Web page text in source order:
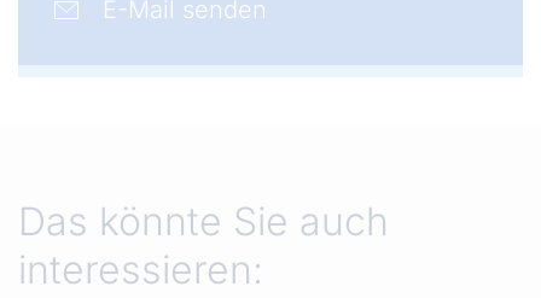
E-Mail senden
Das könnte Sie auch
interessieren: